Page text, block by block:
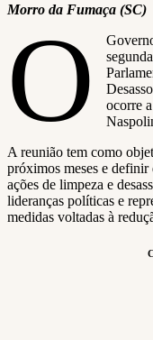
Morro da Fumaça (SC)
O
ocorre
A reunião tem como
próximos meses e definir
ações de limpeza e
lideranças políticas e
medidas voltadas à